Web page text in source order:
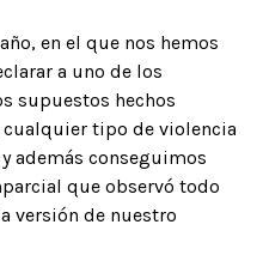
en el que nos hemos
a uno de los
supuestos hechos
cualquier tipo de violencia
además conseguimos
que observó todo
versión de nuestro